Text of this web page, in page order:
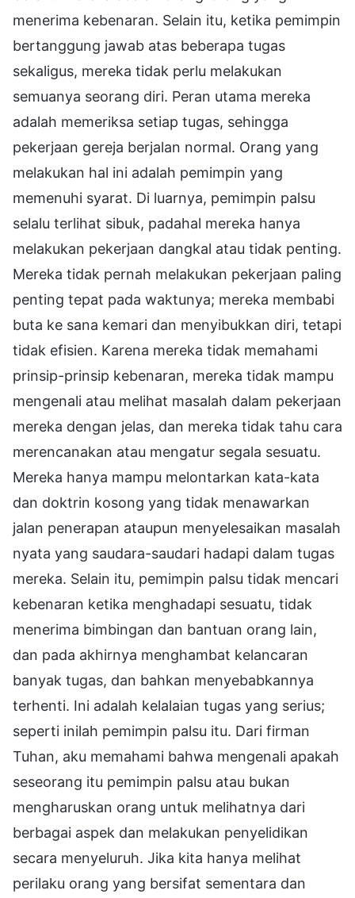
menerima kebenaran. Selain itu, ketika pemimpin
bertanggung jawab atas beberapa tugas
sekaligus, mereka tidak perlu melakukan
semuanya seorang diri. Peran utama mereka
adalah memeriksa setiap tugas, sehingga
pekerjaan gereja berjalan normal. Orang yang
melakukan hal ini adalah pemimpin yang
memenuhi syarat. Di luarnya, pemimpin palsu
selalu terlihat sibuk, padahal mereka hanya
melakukan pekerjaan dangkal atau tidak penting.
Mereka tidak pernah melakukan pekerjaan paling
penting tepat pada waktunya; mereka membabi
buta ke sana kemari dan menyibukkan diri, tetapi
tidak efisien. Karena mereka tidak memahami
prinsip-prinsip kebenaran, mereka tidak mampu
mengenali atau melihat masalah dalam pekerjaan
mereka dengan jelas, dan mereka tidak tahu cara
merencanakan atau mengatur segala sesuatu.
Mereka hanya mampu melontarkan kata-kata
dan doktrin kosong yang tidak menawarkan
jalan penerapan ataupun menyelesaikan masalah
nyata yang saudara-saudari hadapi dalam tugas
mereka. Selain itu, pemimpin palsu tidak mencari
kebenaran ketika menghadapi sesuatu, tidak
menerima bimbingan dan bantuan orang lain,
dan pada akhirnya menghambat kelancaran
banyak tugas, dan bahkan menyebabkannya
terhenti. Ini adalah kelalaian tugas yang serius;
seperti inilah pemimpin palsu itu. Dari firman
Tuhan, aku memahami bahwa mengenali apakah
seseorang itu pemimpin palsu atau bukan
mengharuskan orang untuk melihatnya dari
berbagai aspek dan melakukan penyelidikan
secara menyeluruh. Jika kita hanya melihat
perilaku orang yang bersifat sementara dan